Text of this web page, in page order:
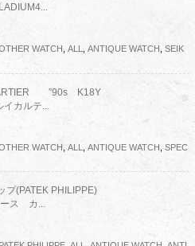
WATCH ALL ANTIQUE WATCH SEIK
”90s K18Y
カルテ...
WATCH ALL ANTIQUE WATCH SPEC
プ(PATEK PHILIPPE)
ス カ...